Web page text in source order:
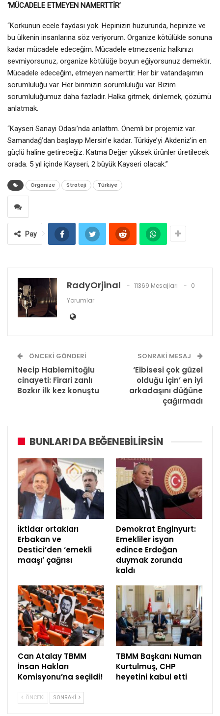
‘MÜCADELE ETMEYEN NAMERTTİR’
“Korkunun ecele faydası yok. Hepinizin huzurunda, hepinize ve
bu ülkenin insanlarına söz veriyorum. Organize kötülükle sonuna
kadar mücadele edeceğim. Mücadele etmezseniz halkınızı
sevmiyorsunuz, organize kötülüğe boyun eğiyorsunuz demektir.
Mücadele edeceğim, etmeyen namerttir. Her bir vatandaşımın
sorumluluğu var. Her birimizin sorumluluğu var. Bizim
sorumluluğumuz daha fazladır. Halka gitmek, dinlemek, çözümü
anlatmak.
“Kayseri Sanayi Odası’nda anlattım. Önemli bir projemiz var.
Samandağ’dan başlayıp Mersin’e kadar. Türkiye’yi Akdeniz’in en
güçlü haline getireceğiz. Katma Değer yüksek ürünler üretilecek
orada. 5 yıl içinde Kayseri, 2 büyük Kayseri olacak.”
Organize Strateji Türkiye
Pay
RadyOrjinal 11369 Mesajları
0
Yorumlar
ÖNCEKI GÖNDERI
Necip Hablemitoğlu
cinayeti: Firari zanlı
Bozkır ilk kez konuştu
SONRAKI MESAJ
‘Elbisesi çok güzel
olduğu için’ en iyi
arkadaşını düğüne
çağırmadı
BUNLARI DA BEĞENEBILIRSIN
İktidar ortakları
Erbakan ve
Destici’den ‘emekli
maaşı’ çağrısı
Demokrat Enginyurt:
Emekliler isyan
edince Erdoğan
duymak zorunda
kaldı
Can Atalay TBMM
İnsan Hakları
Komisyonu’na seçildi!
TBMM Başkanı Numan
Kurtulmuş, CHP
heyetini kabul etti
ÖNCEKI SONRAKI